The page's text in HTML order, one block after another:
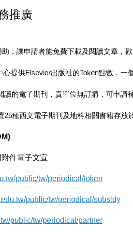
推廣
，讓申請者能免費下載及閱讀文章，
心提供Elsevier出版社的Token點數，
讀的電子期刊，貴單位無訂購，可申請
25種西文電子期刊及地科相關書籍存放
件電子文宣
public/tw/periodical/token
public/tw/periodical/subsidy
public/tw/periodical/partner